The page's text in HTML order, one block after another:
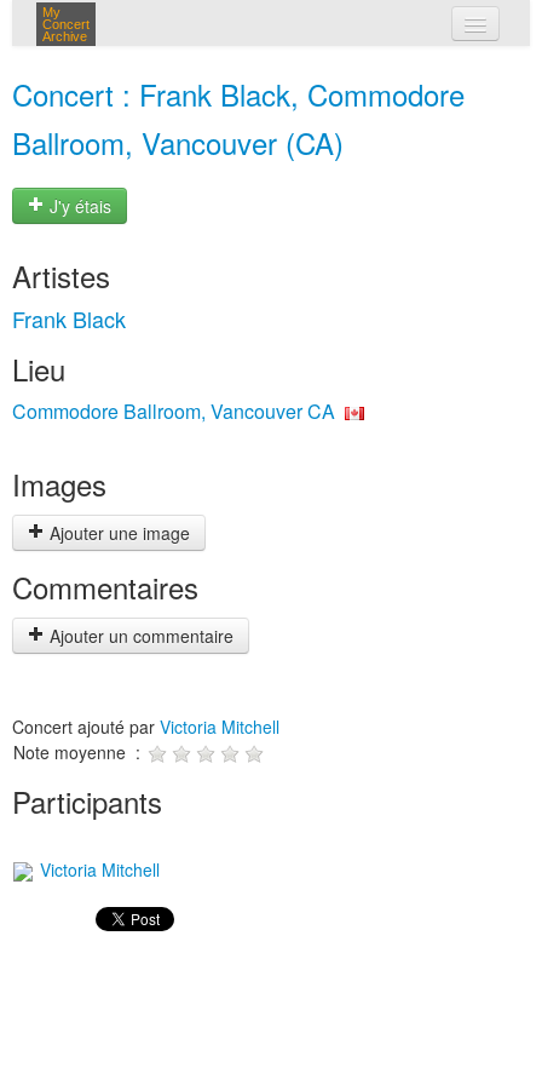
My
Concert
Archive
Concert : Frank Black, Commodore
Ballroom, Vancouver (CA)
J'y étais
Artistes
Frank Black
Lieu
Commodore Ballroom, Vancouver CA
Images
Ajouter une image
Commentaires
Ajouter un commentaire
Concert ajouté par Victoria Mitchell
Note moyenne :
Participants
Victoria Mitchell